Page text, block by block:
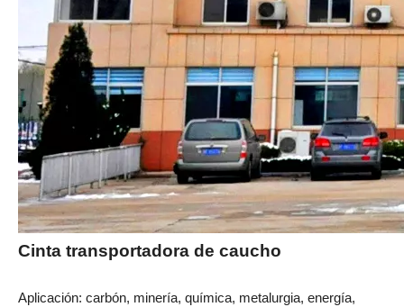
Cinta transportadora de caucho
Aplicación: carbón, minería, química, metalurgia, energía,